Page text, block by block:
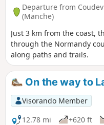
Departure from
(Manche)
Just 3 km from the coast,
through the Normandy
along paths and trails.
On the way to
Visorando Member
12.78 mi
+620 ft